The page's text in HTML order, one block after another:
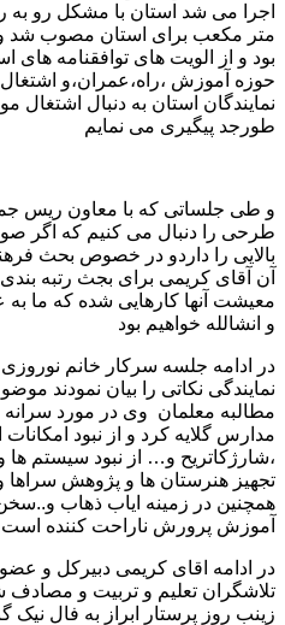
متر مکعب برای استان مصوب شد
بود و از الویت های توافقنامه های
حوزه آموزش ،راه،عمران،و
نمایندگان استان به دنبال اشتغال
طورجد پیگیری می نمایم
و طی جلساتی که با معاون ریس
طرحی را دنبال می کنیم که اگر
بالایی را داردو در خصوص بحث
آن آقای کریمی برای بجث رتبه
معیشت آنها کارهایی شده که ما به
و انشالله خواهیم بود
در ادامه جلسه سرکار خانم
نمایندگی نکاتی را بیان نمودند
مطالبه معلمان وی در مورد
مدارس گلایه کرد و از نبود امکانات
،شارژکاتریح و… از نبود سیستم
تجهیز هنرستان ها و پژوهش سراها
همچنین در زمینه ایاب ذهاب
آموزش پرورش ناراحت کننده است
در ادامه اقای کریمی دبیرکل و
تلاشگران تعلیم و تربیت و
زینب روز پرستار ابراز به فال نیک